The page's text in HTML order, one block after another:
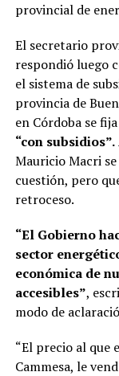
provincial de
El secretario
respondió luego
el sistema de
provincia de
en Córdoba se
“con subsidios”.
Mauricio Macri
cuestión, pero
retroceso.
“El Gobierno
sector
económica de
accesibles”,
modo de
“El precio al que
Cammesa, le